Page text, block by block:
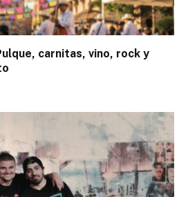
carnitas, vino, rock y